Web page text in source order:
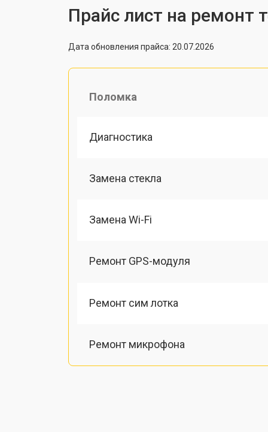
Прайс лист на ремонт
Дата обновления прайса: 20.07.2026
Поломка
Диагностика
Замена стекла
Замена Wi-Fi
Ремонт GPS-модуля
Ремонт сим лотка
Ремонт микрофона